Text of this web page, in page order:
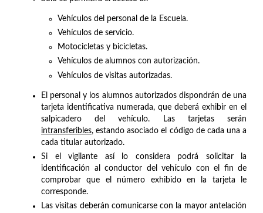
Vehículos del personal de la Escuela.
Vehículos de servicio.
Motocicletas y bicicletas.
Vehículos de alumnos con autorización.
Vehículos de visitas autorizadas.
El personal y los alumnos autorizados dispondrán de una
tarjeta identificativa numerada, que deberá exhibir en el
salpicadero del vehículo. Las tarjetas serán
intransferibles, estando asociado el código de cada una a
cada titular autorizado.
Si el vigilante así lo considera podrá solicitar la
identificación al conductor del vehículo con el fin de
comprobar que el número exhibido en la tarjeta le
corresponde.
Las visitas deberán comunicarse con la mayor antelación